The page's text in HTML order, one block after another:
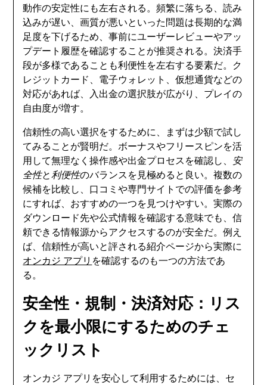
動作の安定性にも左右される。頻繁に落ちる、読み
込みが遅い、画質が悪いといった問題は長期的な満
足度を下げるため、事前にユーザーレビューやアッ
プデート履歴を確認することが推奨される。決済手
段が多様であることも利便性を左右する要素だ。ク
レジットカード、電子ウォレット、仮想通貨などの
対応があれば、入出金の選択肢が広がり、プレイの
自由度が増す。
信頼性の高い選択をするために、まずは少額で試し
てみることが賢明だ。ボーナスやフリースピンを活
用して無理なく操作感や出金プロセスを確認し、 安
全性と利便性のバランスを見極めると良い。複数の
候補を比較し、口コミや専門サイトでの評価を参考
にすれば、おすすめの一つを見つけやすい。実際の
ダウンロード先や公式情報を確認する意味でも、信
頼できる情報源からアクセスするのが安全だ。例え
ば、信頼性が高いと評される紹介ページから実際に
オンカジ アプリ を確認するのも一つの方法であ
る。
安全性・規制・決済対応：リス
クを最小限にするためのチェ
ックリスト
オンカジ アプリを安心して利用するためには、セ